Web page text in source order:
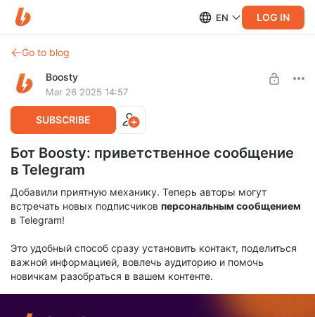
EN LOG IN
Go to blog
Boosty
Mar 26 2025 14:57
SUBSCRIBE
Бот Boosty: приветственное сообщение
в Telegram
Добавили приятную механику. Теперь авторы могут
встречать новых подписчиков персональным сообщением
в Telegram!
Это удобный способ сразу установить контакт, поделиться
важной информацией, вовлечь аудиторию и помочь
новичкам разобраться в вашем контенте.